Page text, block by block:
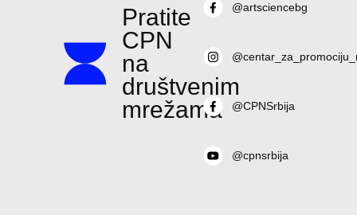
Pratite
CPN
na
društvenim
mrežama
@artsciencebg
@CPNSrbija
@cpnsrbija